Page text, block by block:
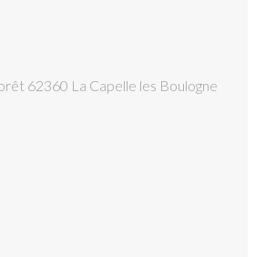
62360 La Capelle les Boulogne